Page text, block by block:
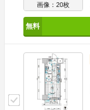
画像：20枚